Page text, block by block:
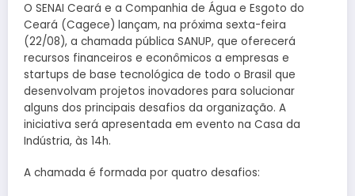
O SENAI Ceará e a Companhia de Água e Esgoto do
Ceará (Cagece) lançam, na próxima sexta-feira
(22/08), a chamada pública SANUP, que oferecerá
recursos financeiros e econômicos a empresas e
startups de base tecnológica de todo o Brasil que
desenvolvam projetos inovadores para solucionar
alguns dos principais desafios da organização. A
iniciativa será apresentada em evento na Casa da
Indústria, às 14h.
A chamada é formada por quatro desafios: